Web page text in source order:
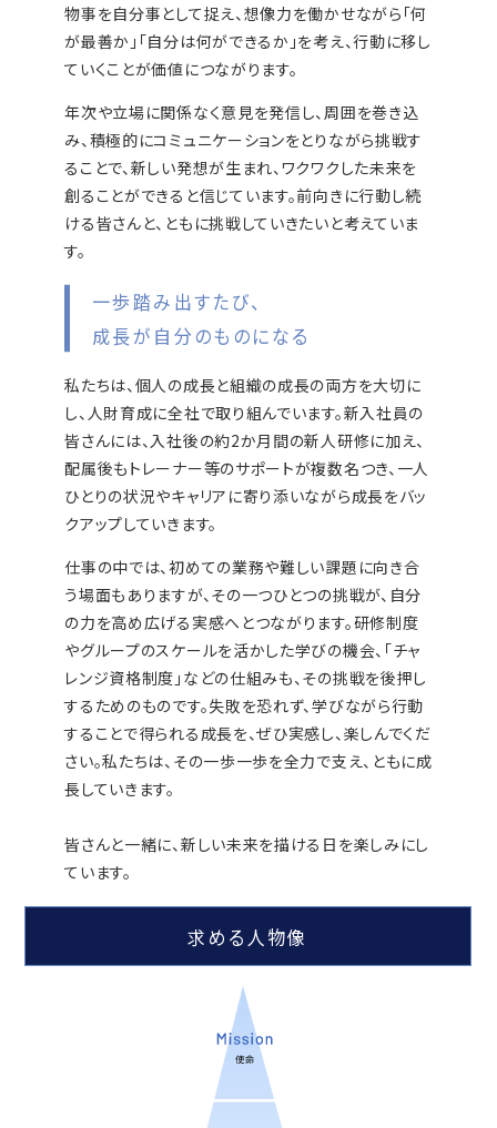
物事を自分事として捉え、想像力を働かせながら「何
が最善か」「自分は何ができるか」を考え、行動に移し
ていくことが価値につながります。
年次や立場に関係なく意見を発信し、周囲を巻き込
み、積極的にコミュニケーションをとりながら挑戦す
ることで、新しい発想が生まれ、ワクワクした未来を
創ることができると信じています。前向きに行動し続
ける皆さんと、ともに挑戦していきたいと考えていま
す。
一歩踏み出すたび、
成長が自分のものになる
私たちは、個人の成長と組織の成長の両方を大切に
し、人財育成に全社で取り組んでいます。新入社員の
皆さんには、入社後の約2か月間の新人研修に加え、
配属後もトレーナー等のサポートが複数名つき、一人
ひとりの状況やキャリアに寄り添いながら成長をバッ
クアップしていきます。
仕事の中では、初めての業務や難しい課題に向き合
う場面もありますが、その一つひとつの挑戦が、自分
の力を高め広げる実感へとつながります。研修制度
やグループのスケールを活かした学びの機会、「チャ
レンジ資格制度」などの仕組みも、その挑戦を後押し
するためのものです。失敗を恐れず、学びながら行動
することで得られる成長を、ぜひ実感し、楽しんでくだ
さい。私たちは、その一歩一歩を全力で支え、ともに成
長していきます。
皆さんと一緒に、新しい未来を描ける日を楽しみにし
ています。
求める人物像